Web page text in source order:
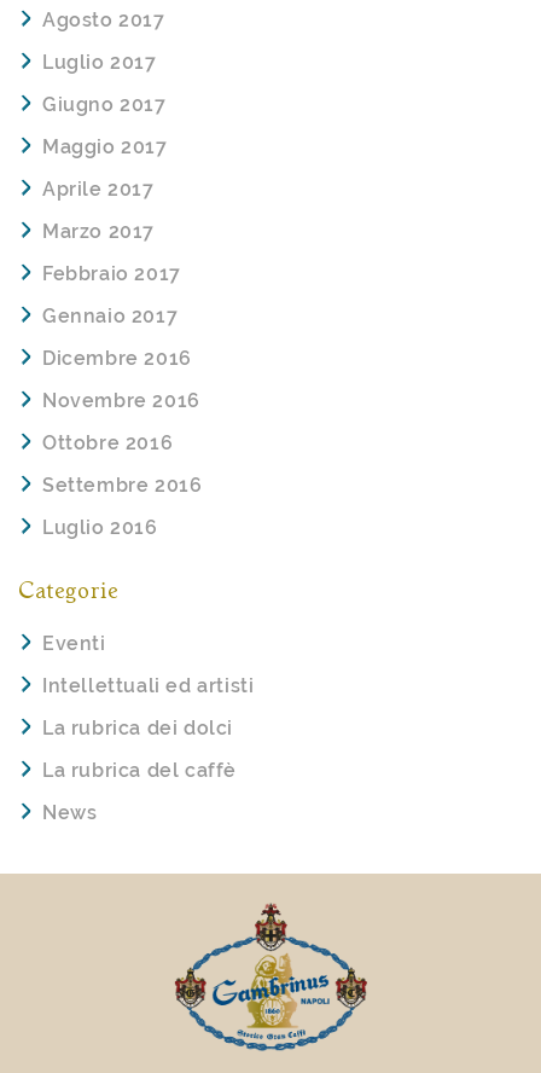
Agosto 2017
Luglio 2017
Giugno 2017
Maggio 2017
Aprile 2017
Marzo 2017
Febbraio 2017
Gennaio 2017
Dicembre 2016
Novembre 2016
Ottobre 2016
Settembre 2016
Luglio 2016
Categorie
Eventi
Intellettuali ed artisti
La rubrica dei dolci
La rubrica del caffè
News